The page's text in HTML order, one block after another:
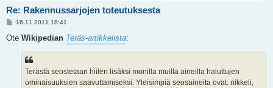
Re: Rakennussarjojen toteutuksesta
V
e
16.11.2011 18:41
Ote Wikipedian Teräs-artikkelista:
Terästä seostetaan hiilen lisäksi monilla muilla aineilla haluttujen
ominaisuuksien saavuttamiseksi. Yleisimpiä seosaineita ovat: nikkeli,